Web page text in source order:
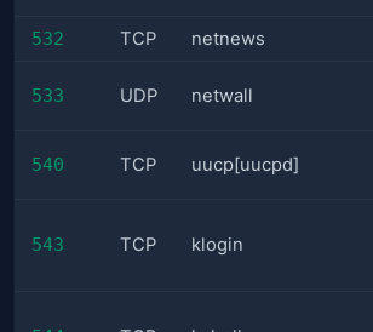
532 TCP netnews
533 UDP netwall
540 TCP uucp[uucpd]
543 TCP klogin